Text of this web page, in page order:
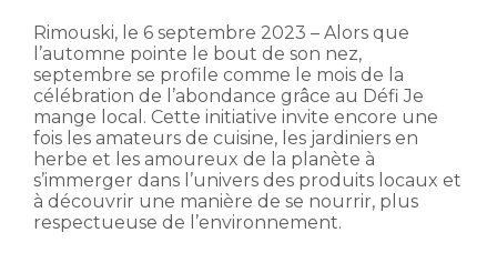
Rimouski, le 6 septembre 2023 – Alors que
l’automne pointe le bout de son nez,
septembre se profile comme le mois de la
célébration de l’abondance grâce au Défi Je
mange local. Cette initiative invite encore une
fois les amateurs de cuisine, les jardiniers en
herbe et les amoureux de la planète à
s’immerger dans l’univers des produits locaux et
à découvrir une manière de se nourrir, plus
respectueuse de l’environnement.